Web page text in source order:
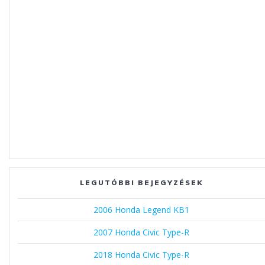
LEGUTÓBBI BEJEGYZÉSEK
2006 Honda Legend KB1
2007 Honda Civic Type-R
2018 Honda Civic Type-R